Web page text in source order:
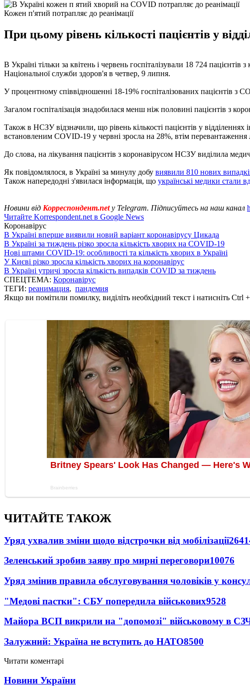
Кожен п'ятий потрапляє до реанімації
При цьому рівень кількості пацієнтів у
В Україні тільки за квітень і червень госпіталізували 18 724
Національної служби здоров'я в четвер, 9 липня.
У процентному співвідношенні 18-19% госпіталізованих пацієнтів з
Загалом госпіталізація знадобилася менш ніж половині пацієнтів з
Також в НСЗУ відзначили, що рівень кількості пацієнтів у відділеннях
встановленим COVID-19 у червні зросла на 28%, втім перевантаження
До слова, на лікування пацієнтів з коронавірусом НСЗУ виділила
Як повідомлялося, в Україні за минулу добу виявили 810 нових
Також напередодні з'явилася інформація, що українські медики стали
Новини від Корреспондент.net у Telegram. Підписуйтесь на наш канал
Читайте Korrespondent.net в Google News
Коронавірус
В Україні вперше виявили новий варіант коронавірусу Цикада
В Україні за тиждень різко зросла кількість хворих на COVID-19
Нові штами COVID-19: особливості та кількість хворих в Україні
У Києві різко зросла кількість хворих на коронавірус
В Україні утричі зросла кількість випадків COVID за тиждень
СПЕЦТЕМА: Коронавірус
ТЕГИ: реанимация, пандемия
Якщо ви помітили помилку, виділіть необхідний текст і натисніть
ЧИТАЙТЕ ТАКОЖ
Уряд ухвалив зміни щодо відстрочки від мобілізації
Зеленський зробив заяву про мирні переговори10076
Уряд змінив правила обслуговування чоловіків у
"Медові пастки": СБУ попередила військових9528
Майора ВСП викрили на "допомозі" військовому в
Залужний: Україна не вступить до НАТО8500
Читати коментарі
Новини України